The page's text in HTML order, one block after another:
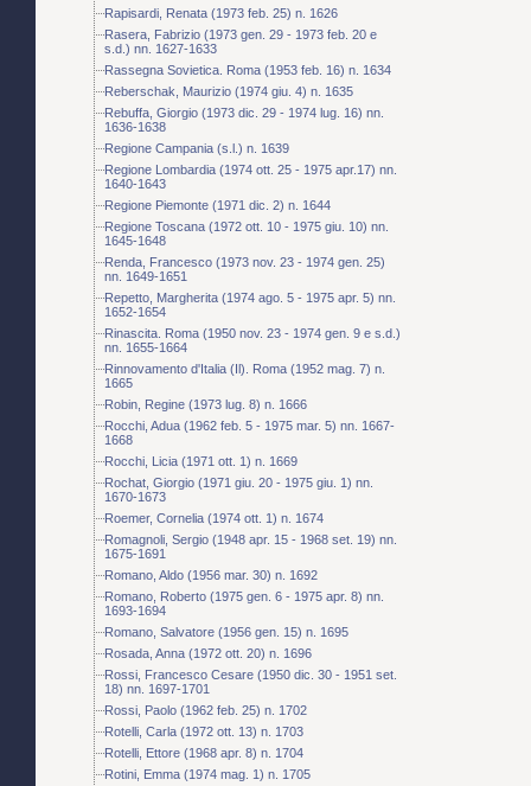
Rapisardi, Renata (1973 feb. 25) n. 1626
Rasera, Fabrizio (1973 gen. 29 - 1973 feb. 20 e
s.d.) nn. 1627-1633
Rassegna Sovietica. Roma (1953 feb. 16) n. 1634
Reberschak, Maurizio (1974 giu. 4) n. 1635
Rebuffa, Giorgio (1973 dic. 29 - 1974 lug. 16) nn.
1636-1638
Regione Campania (s.l.) n. 1639
Regione Lombardia (1974 ott. 25 - 1975 apr.17) nn.
1640-1643
Regione Piemonte (1971 dic. 2) n. 1644
Regione Toscana (1972 ott. 10 - 1975 giu. 10) nn.
1645-1648
Renda, Francesco (1973 nov. 23 - 1974 gen. 25)
nn. 1649-1651
Repetto, Margherita (1974 ago. 5 - 1975 apr. 5) nn.
1652-1654
Rinascita. Roma (1950 nov. 23 - 1974 gen. 9 e s.d.)
nn. 1655-1664
Rinnovamento d'Italia (Il). Roma (1952 mag. 7) n.
1665
Robin, Regine (1973 lug. 8) n. 1666
Rocchi, Adua (1962 feb. 5 - 1975 mar. 5) nn. 1667-
1668
Rocchi, Licia (1971 ott. 1) n. 1669
Rochat, Giorgio (1971 giu. 20 - 1975 giu. 1) nn.
1670-1673
Roemer, Cornelia (1974 ott. 1) n. 1674
Romagnoli, Sergio (1948 apr. 15 - 1968 set. 19) nn.
1675-1691
Romano, Aldo (1956 mar. 30) n. 1692
Romano, Roberto (1975 gen. 6 - 1975 apr. 8) nn.
1693-1694
Romano, Salvatore (1956 gen. 15) n. 1695
Rosada, Anna (1972 ott. 20) n. 1696
Rossi, Francesco Cesare (1950 dic. 30 - 1951 set.
18) nn. 1697-1701
Rossi, Paolo (1962 feb. 25) n. 1702
Rotelli, Carla (1972 ott. 13) n. 1703
Rotelli, Ettore (1968 apr. 8) n. 1704
Rotini, Emma (1974 mag. 1) n. 1705